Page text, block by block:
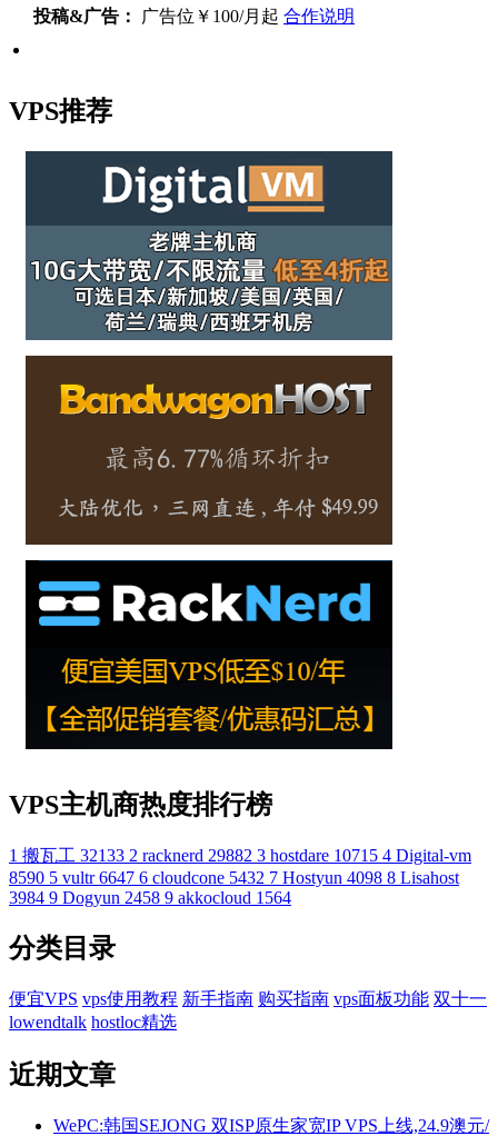
投稿&广告：
广告位￥100/月起 合作说明
VPS推荐
VPS主机商热度排行榜
1 搬瓦工 32133 2 racknerd 29882 3 hostdare 10715 4 Digital-vm
8590 5 vultr 6647 6 cloudcone 5432 7 Hostyun 4098 8 Lisahost
3984 9 Dogyun 2458 9 akkocloud 1564
分类目录
便宜VPS vps使用教程 新手指南 购买指南 vps面板功能 双十一
lowendtalk hostloc精选
近期文章
WePC:韩国SEJONG 双ISP原生家宽IP VPS上线,24.9澳元/